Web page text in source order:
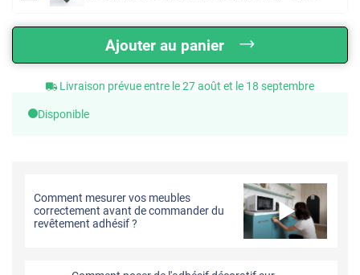
Ajouter au panier
Livraison prévue entre le 27 août et le 18 septembre
Disponible
Comment mesurer vos meubles
correctement avant de commander du
revêtement adhésif ?